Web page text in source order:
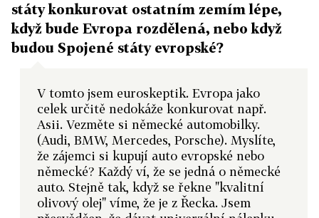
státy konkurovat ostatním zemím lépe,
když bude Evropa rozdělená, nebo když
budou Spojené státy evropské?
V tomto jsem euroskeptik. Evropa jako
celek určitě nedokáže konkurovat např.
Asii. Vezměte si německé automobilky.
(Audi, BMW, Mercedes, Porsche). Myslíte,
že zájemci si kupují auto evropské nebo
německé? Každý ví, že se jedná o německé
auto. Stejně tak, když se řekne "kvalitní
olivový olej" víme, že je z Řecka. Jsem